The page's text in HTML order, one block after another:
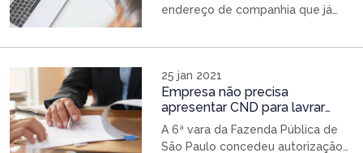
endereço de companhia que já
empresarial. Esse foi o
entendimento aplicado pela 21ª
Câmara de Direito Privado do
Tribunal de Justiça de São Paulo
ao prover recurso de agravo de
25 jan 2021
Empresa não precisa
apresentar CND para lavrar
escritura de imóvel
A 6ª vara da Fazenda Pública de
São Paulo concedeu autorização